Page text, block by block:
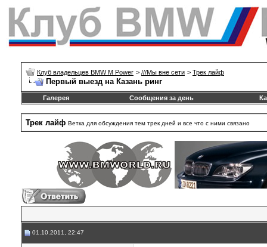
Клуб владельцев BMW M Power > ///Mы вне сети > Трек лайф
Первый выезд на Казань ринг
Галерея Сообщения за день
Трек лайф Ветка для обсуждения тем трек дней и все что с ними связано
01.10.2011, 22:47